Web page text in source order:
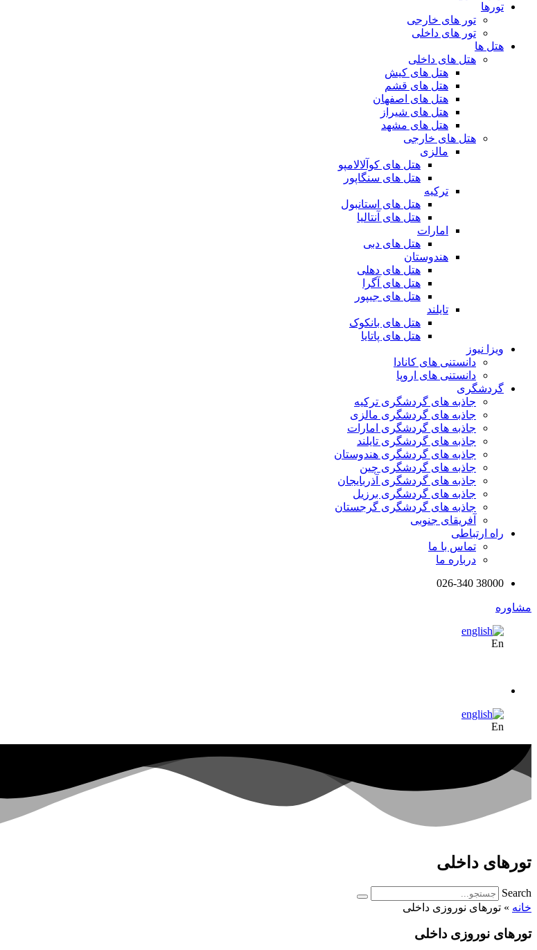
تورها
تور های خارجی
تور های داخلی
هتل ها
هتل های داخلی
هتل های کیش
هتل های قشم
هتل های اصفهان
هتل های شیراز
هتل های مشهد
هتل های خارجی
مالزی
هتل های کوآلالامپو
هتل های سنگاپور
ترکیه
هتل های استانبول
هتل های آنتالیا
امارات
هتل های دبی
هندوستان
هتل های دهلی
هتل های آگرا
هتل های جیپور
تایلند
هتل های بانکوک
هتل های پاتایا
ویزا نیوز
دانستنی های کانادا
دانستنی های اروپا
گردشگری
جاذبه های گردشگری ترکیه
جاذبه های گردشگری مالزی
جاذبه های گردشگری امارات
جاذبه های گردشگری تایلند
جاذبه های گردشگری هندوستان
جاذبه های گردشگری چین
جاذبه های گردشگری آذربایجان
جاذبه های گردشگری برزیل
جاذبه های گردشگری گرجستان
آفریقای جنوبی
راه ارتباطی
تماس با ما
درباره ما
38000 026-340
مشاوره
En
En
تورهای داخلی
Search
خانه » تورهای نوروزی داخلی
تورهای نوروزی داخلی